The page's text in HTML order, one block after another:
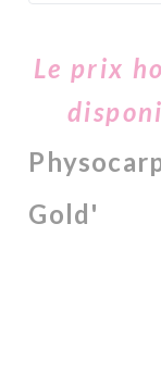
Le prix
Gold'